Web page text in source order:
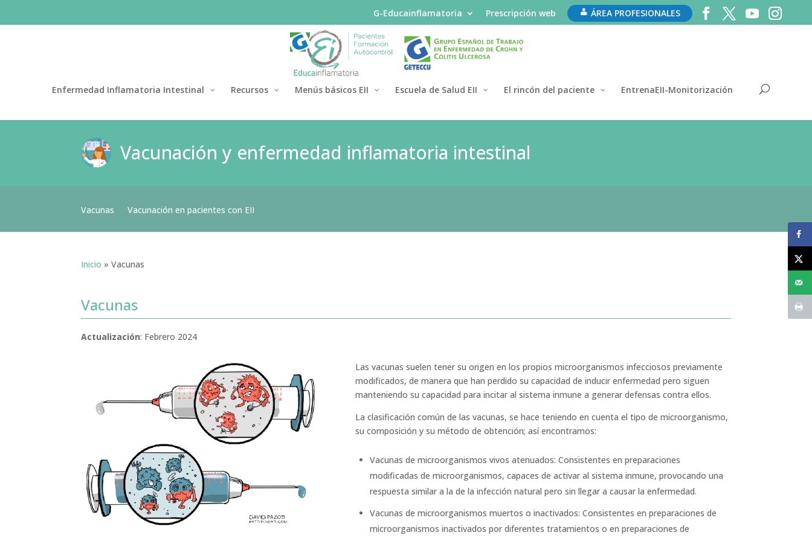
G-Educainflamatoria Prescripción web ÁREA PROFESIONALES
Enfermedad Inflamatoria Intestinal Recursos Menús básicos EII Escuela de Salud EII El rincón del paciente EntrenaEII-Monitorización
Vacunación y enfermedad inflamatoria intestinal
Vacunas Vacunación en pacientes con EII
Inicio »Vacunas
Vacunas
Actualización: Febrero 2024
Las vacunas suelen tener su origen en los propios microorganismos infecciosos previamente
modificados, de manera que han perdido su capacidad de inducir enfermedad pero siguen
manteniendo su capacidad para incitar al sistema inmune a generar defensas contra ellos.
La clasificación común de las vacunas, se hace teniendo en cuenta el tipo de microorganismo,
su composición y su método de obtención; así encontramos:
Vacunas de microorganismos vivos atenuados: Consistentes en preparaciones
modificadas de microorganismos, capaces de activar al sistema inmune, provocando una
respuesta similar a la de la infección natural pero sin llegar a causar la enfermedad.
Vacunas de microorganismos muertos o inactivados: Consistentes en preparaciones de
microorganismos inactivados por diferentes tratamientos o en preparaciones de